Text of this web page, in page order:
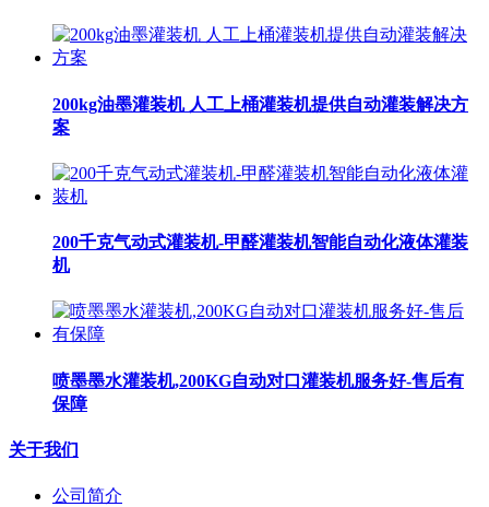
200kg油墨灌装机 人工上桶灌装机提供自动灌装解决方
案
200千克气动式灌装机-甲醛灌装机智能自动化液体灌装
机
喷墨墨水灌装机,200KG自动对口灌装机服务好-售后有
保障
关于我们
公司简介